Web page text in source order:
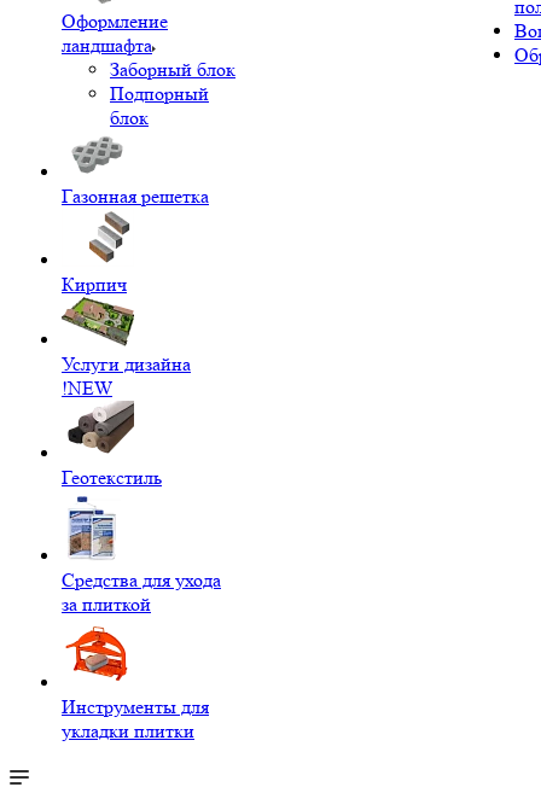
Оформление
ландшафта
Заборный блок
Подпорный
блок
Газонная решетка
Кирпич
Услуги дизайна
!NEW
Геотекстиль
Средства для ухода
за плиткой
Инструменты для
укладки плитки